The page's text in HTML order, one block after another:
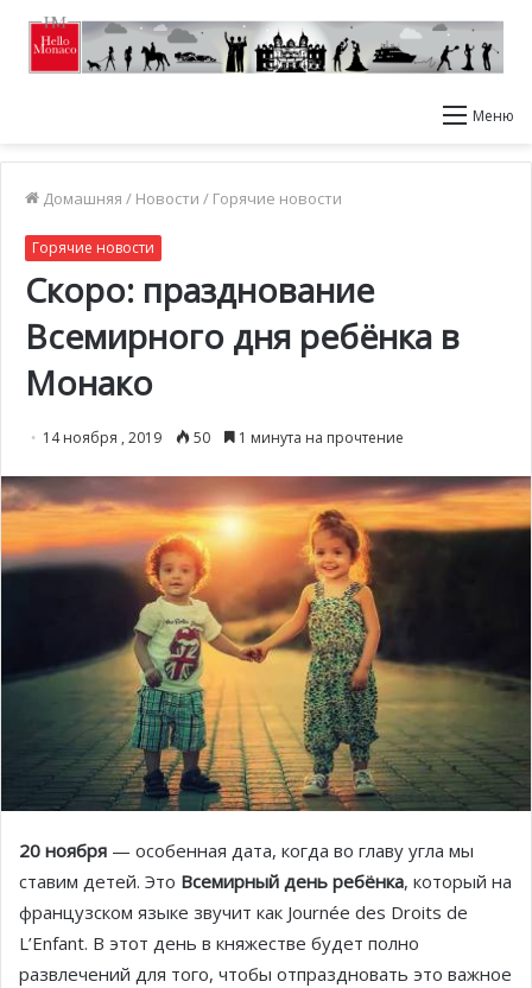
Меню
Домашняя / Новости / Горячие новости
Горячие новости
Скоро: празднование
Всемирного дня ребёнка в
Монако
14 ноября , 2019 50 1 минута на прочтение
20 ноября — особенная дата, когда во главу угла мы
ставим детей. Это Всемирный день ребёнка, который на
французском языке звучит как Journée des Droits de
L’Enfant. В этот день в княжестве будет полно
развлечений для того, чтобы отпраздновать это важное